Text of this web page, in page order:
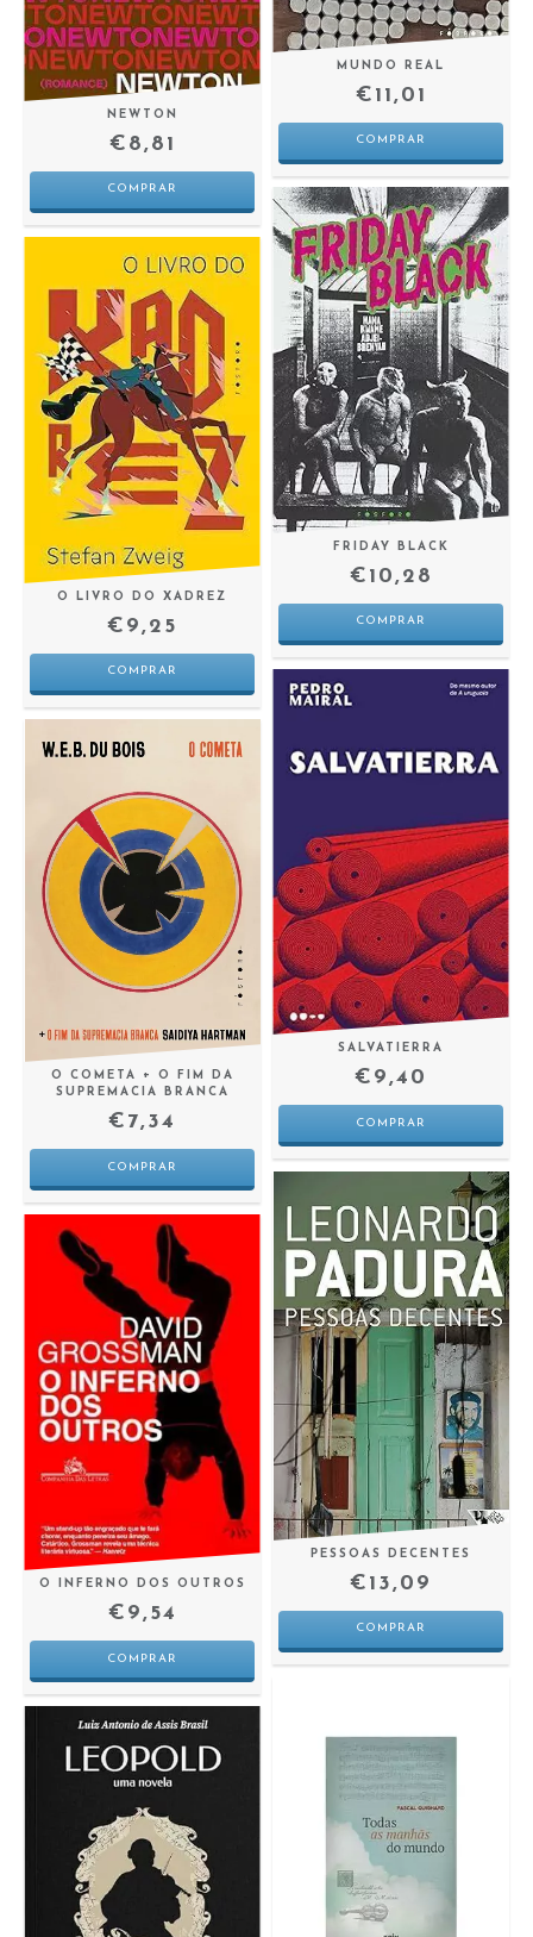
NEWTON
€8,81
MUNDO REAL
€11,01
O LIVRO DO XADREZ
€9,25
FRIDAY BLACK
€10,28
O COMETA + O FIM DA
SUPREMACIA BRANCA
€7,34
SALVATIERRA
€9,40
O INFERNO DOS OUTROS
€9,54
PESSOAS DECENTES
€13,09